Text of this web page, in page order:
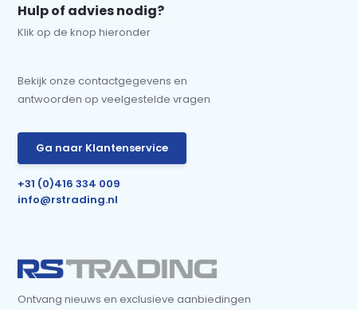
Hulp of advies nodig?
Klik op de knop hieronder
Bekijk onze contactgegevens en
antwoorden op veelgestelde vragen
Ga naar Klantenservice
+31 (0)416 334 009
info@rstrading.nl
Ontvang nieuws en exclusieve aanbiedingen